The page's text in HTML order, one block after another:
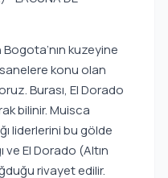
Bogota’nın kuzeyine
konu olan
Burası, El Dorado
bilinir. Muisca
liderlerini bu gölde
ve El Dorado (Altın
rivayet edilir.